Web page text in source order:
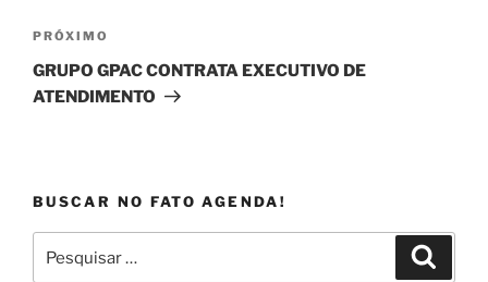
Próximo
post
PRÓXIMO
GRUPO GPAC CONTRATA EXECUTIVO DE
ATENDIMENTO
BUSCAR NO FATO AGENDA!
por: